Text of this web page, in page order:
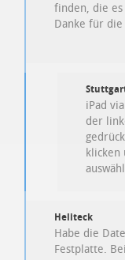
finden, die
Danke für
iPad
der
klicken
Heliteck
Habe die
Festplatte.